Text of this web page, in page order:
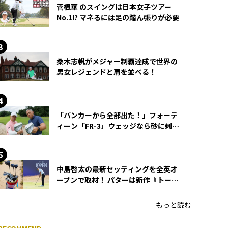
菅楓華 のスイングは日本女子ツアー
No.1!? マネるには足の踏ん張りが必要
桑木志帆がメジャー制覇達成で世界の
男女レジェンドと肩を並べる！
「バンカーから全部出た！」フォーテ
ィーン「FR-3」ウェッジなら砂に刺さ
中島啓太の最新セッティングを全英オ
ープンで取材！ パターは新作『トーチ
もっと読む